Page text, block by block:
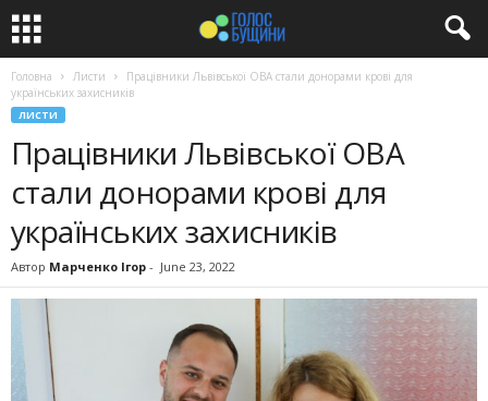
Головна Листи
Працівники Львівської ОВА стали донорами крові для
українських захисників
ЛИСТИ
Працівники Львівської ОВА
стали донорами крові для
українських захисників
Автор Марченко Ігор - June 23, 2022